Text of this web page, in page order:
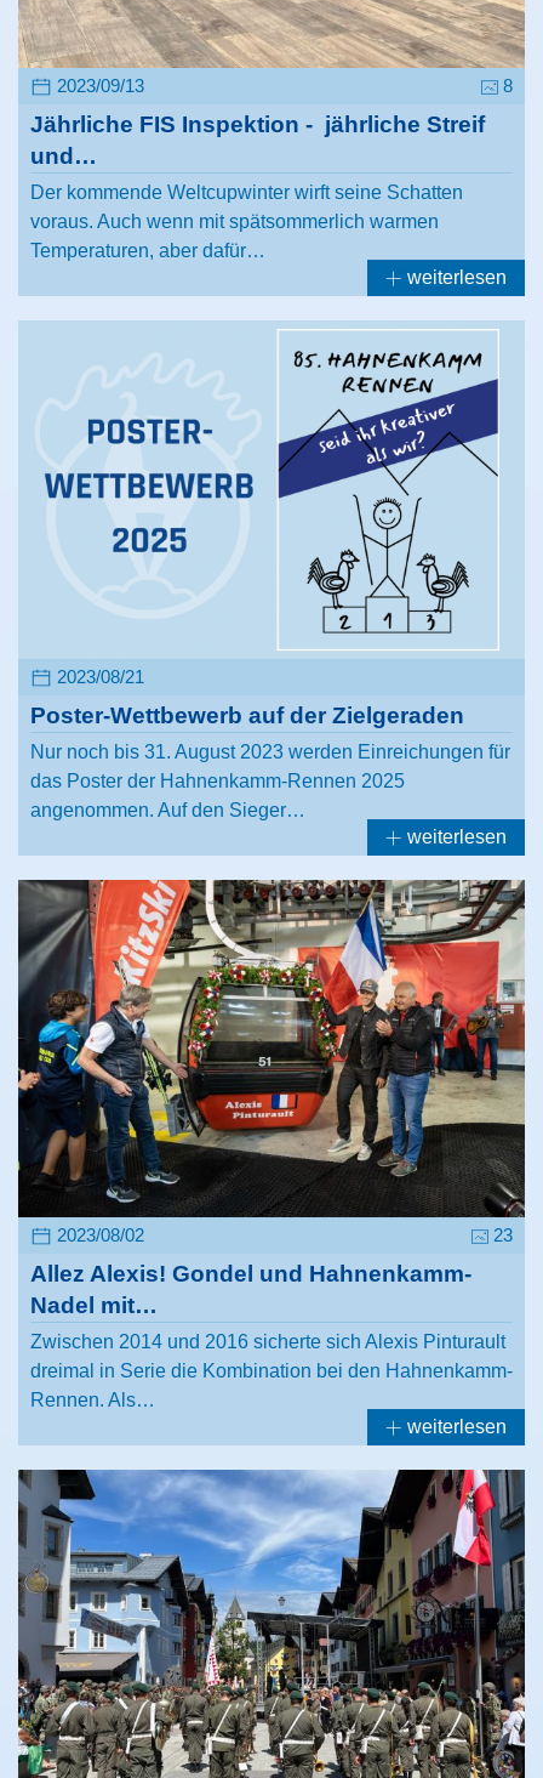
2023/09/13 8
Jährliche FIS Inspektion - jährliche Streif
und…
Der kommende Weltcupwinter wirft seine Schatten
voraus. Auch wenn mit spätsommerlich warmen
Temperaturen, aber dafür…
weiterlesen
2023/08/21
Poster-Wettbewerb auf der Zielgeraden
Nur noch bis 31. August 2023 werden Einreichungen für
das Poster der Hahnenkamm-Rennen 2025
angenommen. Auf den Sieger…
weiterlesen
2023/08/02 23
Allez Alexis! Gondel und Hahnenkamm-
Nadel mit…
Zwischen 2014 und 2016 sicherte sich Alexis Pinturault
dreimal in Serie die Kombination bei den Hahnenkamm-
Rennen. Als…
weiterlesen